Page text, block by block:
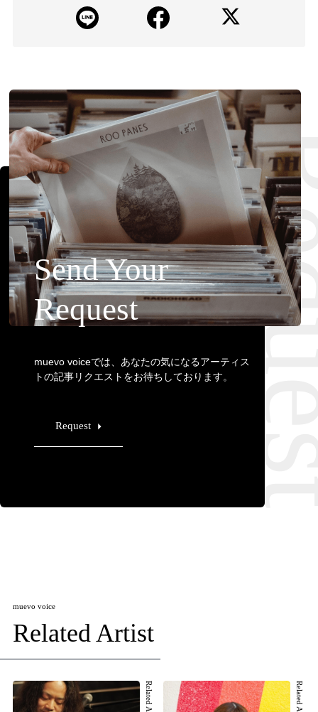
Send Your
Request
muevo voiceでは、あなたの気になるアーティス
トの記事リクエストをお待ちしております。
Request
muevo voice
Related Artist